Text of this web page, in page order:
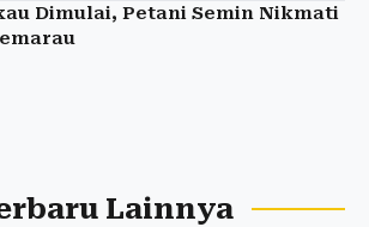
Dimulai, Petani Semin Nikmati
Lainnya